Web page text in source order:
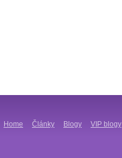
Home Články Blogy VIP blogy